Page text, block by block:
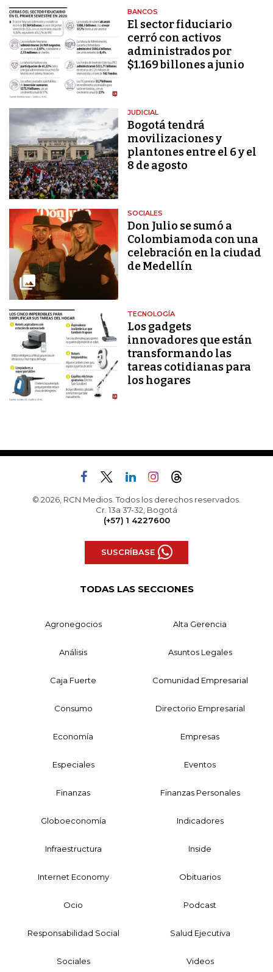
BANCOS
El sector fiduciario
cerró con activos
administrados por
$1.169 billones a junio
JUDICIAL
Bogotá tendrá
movilizaciones y
plantones entre el 6 y el
8 de agosto
SOCIALES
Don Julio se sumó a
Colombiamoda con una
celebración en la ciudad
de Medellín
TECNOLOGÍA
Los gadgets
innovadores que están
transformando las
tareas cotidianas para
los hogares
© 2026, RCN Medios. Todos los derechos reservados.
Cr. 13a 37-32, Bogotá
(+57) 1 4227600
SUSCRÍBASE
TODAS LAS SECCIONES
Agronegocios Alta Gerencia
Análisis Asuntos Legales
Caja Fuerte Comunidad Empresarial
Consumo Directorio Empresarial
Economía Empresas
Especiales Eventos
Finanzas Finanzas Personales
Globoeconomía Indicadores
Infraestructura Inside
Internet Economy Obituarios
Ocio Podcast
Responsabilidad Social Salud Ejecutiva
Sociales Videos